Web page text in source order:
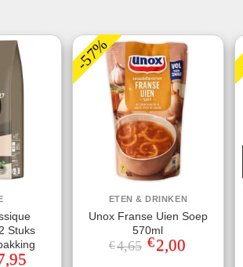
Stuks
-57%
ETEN & DRINKEN
Unox Franse Uien Soep
570ml
€4,65 Oorspronkelijke
prijs
€2,00Huidige